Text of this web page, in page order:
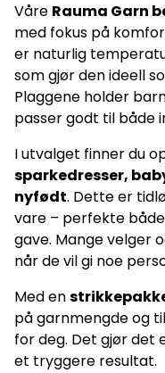
Våre Rauma Garn
med fokus på
er naturlig
som gjør den ideell
Plaggene holder
passer godt til både
I utvalget finner du
sparkedresser,
nyfødt. Dette er
vare – perfekte
gave. Mange velger
når de vil gi noe
Med en
på garnmengde og
for deg. Det gjør det
et tryggere resultat.